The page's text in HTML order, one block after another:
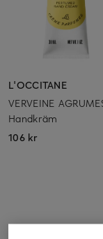
L'OCCITANE
VERVEINE
Handkräm
106 kr